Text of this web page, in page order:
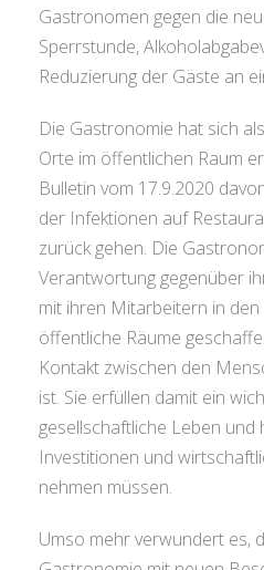
Gastronomen gegen die
Sperrstunde,
Reduzierung der Gäste an
Die Gastronomie hat sich
Orte im öffentlichen Raum
Bulletin vom 17.9.2020
der Infektionen auf
zurück gehen. Die
Verantwortung gegenüber
mit ihren Mitarbeitern in
öffentliche Räume
Kontakt zwischen den
ist. Sie erfüllen damit ein
gesellschaftliche Leben
Investitionen und
nehmen müssen.
Umso mehr verwundert es,